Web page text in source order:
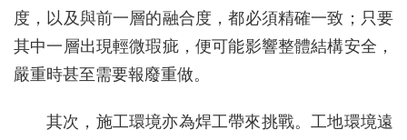
度，以及與前一層的融合度，都必須精確一致；只要
其中一層出現輕微瑕疵，便可能影響整體結構安全，
嚴重時甚至需要報廢重做。
其次，施工環境亦為焊工帶來挑戰。工地環境遠